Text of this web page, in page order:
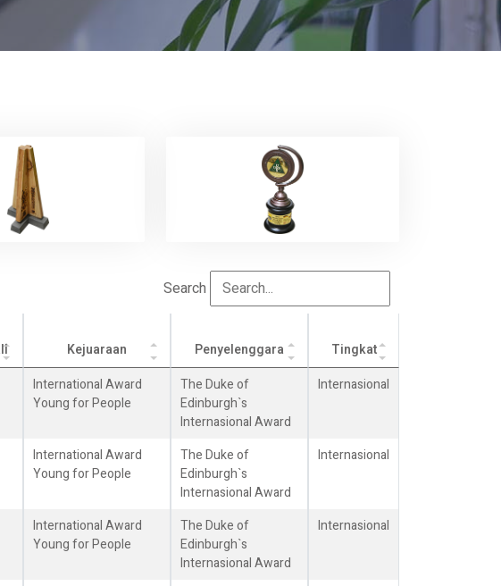
Search
Kejuaraan Penyelenggara
Tingkat
International Award
Young for People
The Duke of
Edinburgh`s
Internasional Award
Internasional
International Award
Young for People
The Duke of
Edinburgh`s
Internasional Award
Internasional
International Award
Young for People
The Duke of
Edinburgh`s
Internasional Award
Internasional